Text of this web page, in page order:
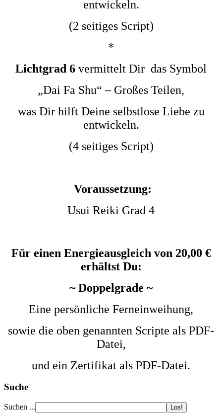
entwickeln.
(2 seitiges Script)
*
Lichtgrad 6 vermittelt Dir das Symbol
„Dai Fa Shu“ – Großes Teilen,
was Dir hilft Deine selbstlose Liebe zu
entwickeln.
(4 seitiges Script)
Voraussetzung:
Usui Reiki Grad 4
Für einen Energieausgleich von 20,00 €
erhältst Du:
~ Doppelgrade ~
Eine persönliche Ferneinweihung,
sowie die oben genannten Scripte als PDF-
Datei,
und ein Zertifikat als PDF-Datei.
Suche
Suchen ...